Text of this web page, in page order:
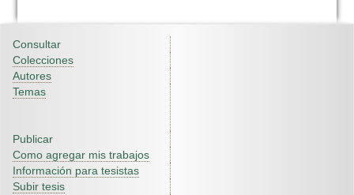
Consultar
Colecciones
Autores
Temas
Publicar
Como agregar mis trabajos
Información para tesistas
Subir tesis